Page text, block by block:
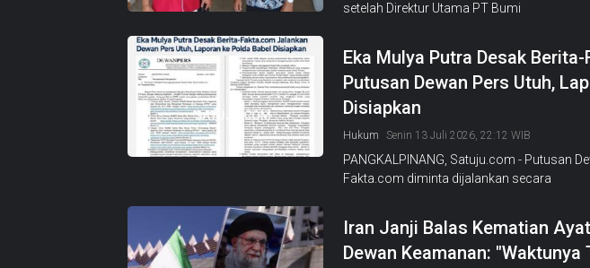
setelah Direktur Utama PT Bumi
Eka Mulya Putra Desak
Putusan Dewan Pers Utuh,
Disiapkan
Hukum Senin 13 Juli 2026, 22:12 WIB
PANGKALPINANG, Satuju.com - Putusan
Fakta.com diminta dijalankan secara
Iran Janji Balas Kematian
Dewan Keamanan: